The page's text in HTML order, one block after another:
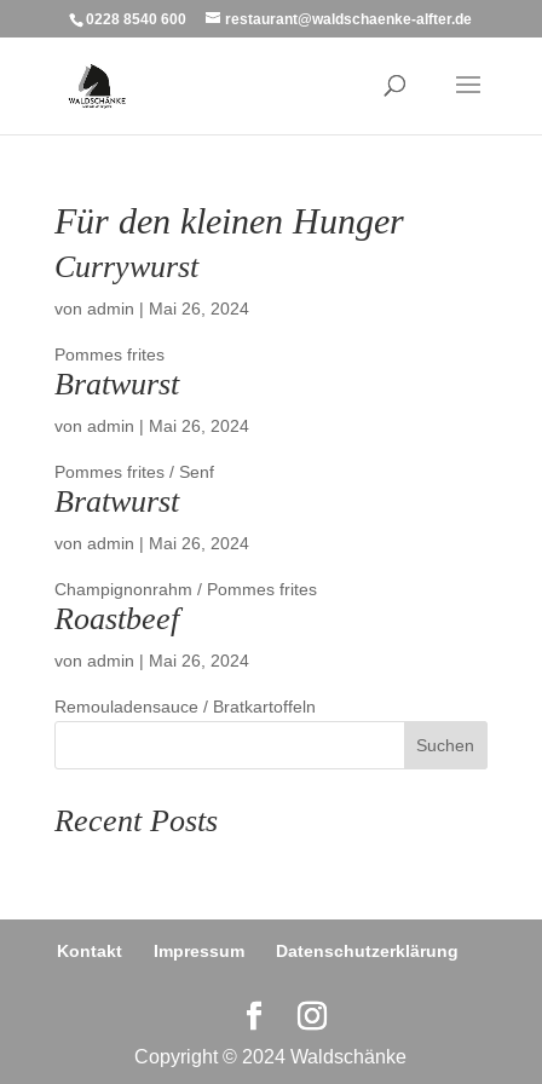
0228 8540 600 restaurant@waldschaenke-alfter.de
Für den kleinen Hunger
Currywurst
von admin | Mai 26, 2024
Pommes frites
Bratwurst
von admin | Mai 26, 2024
Pommes frites / Senf
Bratwurst
von admin | Mai 26, 2024
Champignonrahm / Pommes frites
Roastbeef
von admin | Mai 26, 2024
Remouladensauce / Bratkartoffeln
Suchen
Recent Posts
Kontakt Impressum Datenschutzerklärung
Copyright © 2024 Waldschänke